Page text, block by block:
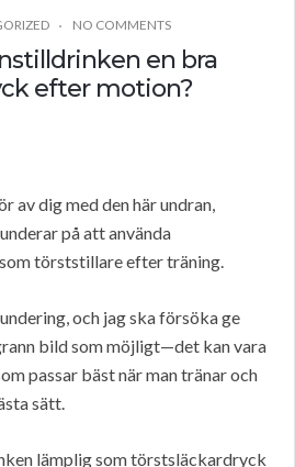
NO COMMENTS
en bra
efter motion?
av dig med den här undran,
på att använda
törststillare efter träning.
och jag ska försöka ge
bild som möjligt—det kan vara
passar bäst när man tränar och
sätt.
lämplig som törstsläckardryck